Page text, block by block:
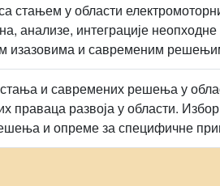
стањем у области
анализе, интеграције
изазовима и савременим
и савремених решења у
праваца развоја у области.
и опреме за специфичне